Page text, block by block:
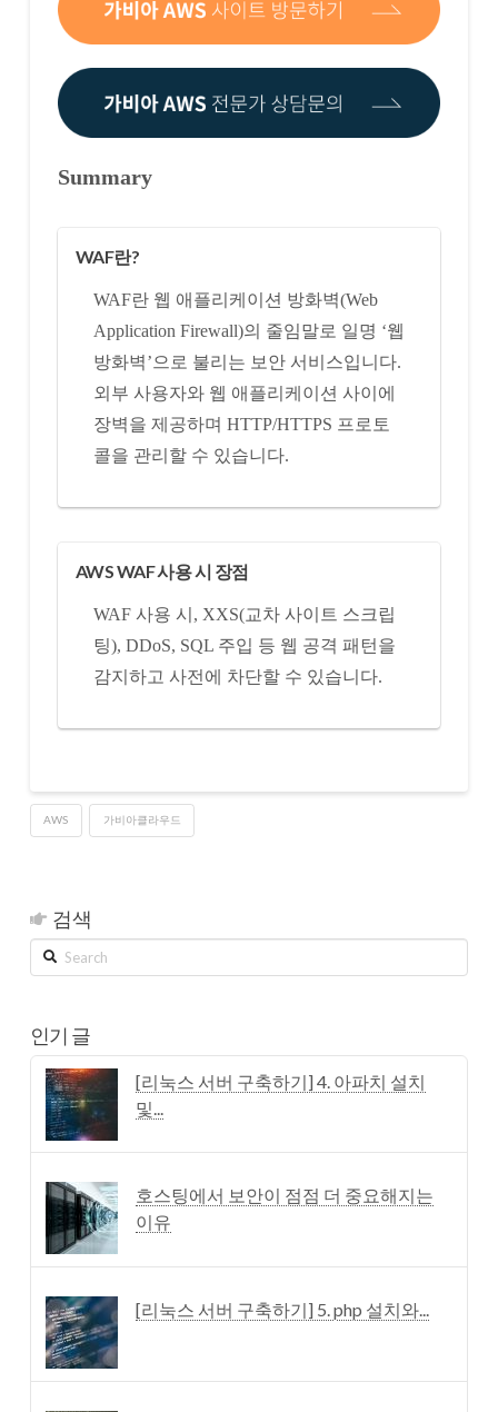
Summary
WAF란?
WAF란 웹 애플리케이션 방화벽(Web
Application Firewall)의 줄임말로 일명 ‘웹
방화벽’으로 불리는 보안 서비스입니다.
외부 사용자와 웹 애플리케이션 사이에
장벽을 제공하며 HTTP/HTTPS 프로토
콜을 관리할 수 있습니다.
AWS WAF 사용 시 장점
WAF 사용 시, XXS(교차 사이트 스크립
팅), DDoS, SQL 주입 등 웹 공격 패턴을
감지하고 사전에 차단할 수 있습니다.
AWS 가비아클라우드
검색
Search
인기 글
[리눅스 서버 구축하기] 4. 아파치 설치
및...
호스팅에서 보안이 점점 더 중요해지는
이유
[리눅스 서버 구축하기] 5. php 설치와...